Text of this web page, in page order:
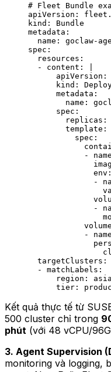
# Fleet Bundle
apiVersion :
kind : Bundle
metadata :
  name
: goclaw-
spec :
  resources
:
  -
content :
apiVersion:
kind:
      metadata:
name:
      spec:
replicas:
        template:
          spec:
-
              env:
-
-
-
  targetClusters
:
  -
matchLabels :
      region
: asia
      tier
:
Kết quả thực tế từ
500 cluster chỉ trong
phút (với 48 vCPU/
3. Agent Supervision
monitoring và logging,